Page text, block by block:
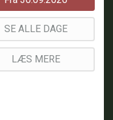
SE ALLE DAGE
LÆS MERE